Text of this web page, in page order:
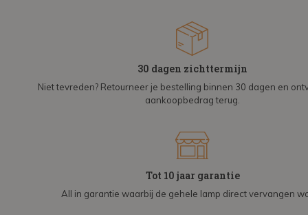
30 dagen zichttermijn
Niet tevreden? Retourneer je bestelling binnen 30 dagen en
aankoopbedrag terug.
Tot 10 jaar garantie
All in garantie waarbij de gehele lamp direct vervangen